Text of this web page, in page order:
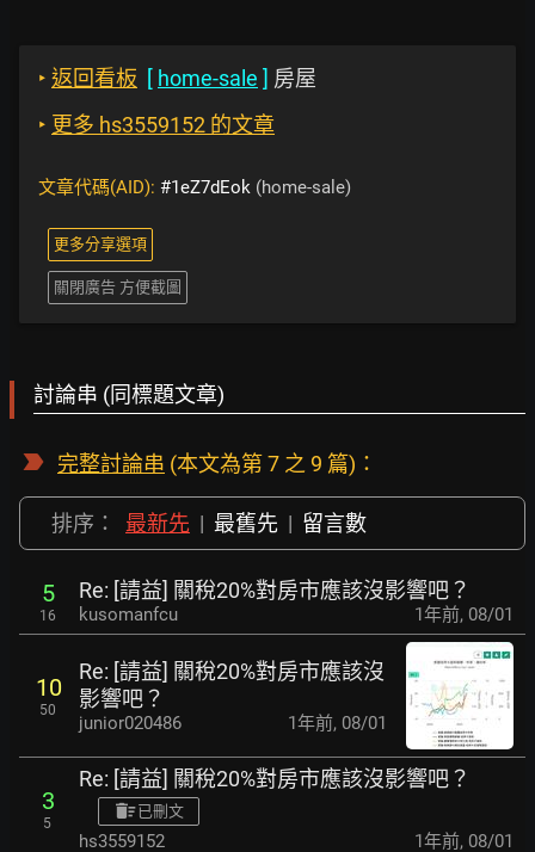
‣ 返回看板 [ home-sale ] 房屋
‣ 更多 hs3559152 的文章
文章代碼(AID): #1eZ7dEok (home-sale)
更多分享選項
關閉廣告 方便截圖
討論串 (同標題文章)
完整討論串 (本文為第 7 之 9 篇)：
排序： 最新先 | 最舊先 | 留言數
5
16
Re: [請益] 關稅20%對房市應該沒影響吧？
kusomanfcu 1年前, 08/01
10
50
Re: [請益] 關稅20%對房市應該沒
影響吧？
junior020486 1年前, 08/01
3
5
Re: [請益] 關稅20%對房市應該沒影響吧？
已刪文
hs3559152 1年前, 08/01